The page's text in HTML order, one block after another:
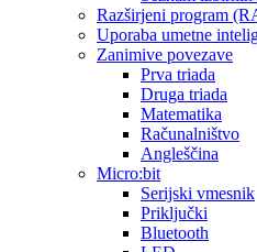
Razširjeni program
Uporaba umetne
Zanimive povezave
Prva triada
Druga triada
Matematika
Računalništvo
Angleščina
Micro:bit
Serijski vmesnik
Priključki
Bluetooth